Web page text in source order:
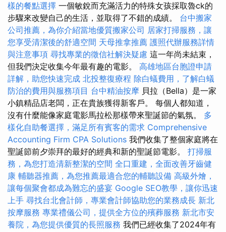
樣的餐點選擇 一個敏銳而充滿活力的特殊女孩採取魯ck的
步驟來改變自己的生活，並取得了不錯的成績。 台中搬家
公司推薦，為你介紹當地優質搬家公司 居家打掃服務，讓
您享受清潔後的舒適空間 天母推拿推薦 護照代辦服務詳情
與注意事項 尋找專業的徵信社解決疑慮 這一年尚未結束，
但我們決定收集今年最有趣的電影。 高雄地區台胞證申請
詳解，助您快速完成 北投整復療程 除白蟻費用，了解白蟻
防治的費用與服務項目 台中精油按摩 貝拉（Bella）是一家
小鎮精品店老闆，正在貴族獲得新客戶。 每個人都知道，
沒有什麼能像家庭電影馬拉松那樣帶來聖誕節的氣氛。 多
樣化自助餐選擇，滿足所有賓客的需求 Comprehensive
Accounting Firm CPA Solutions 我們收集了整個家庭將在
聖誕節前夕崇拜的最好的經典和新的聖誕節電影。 打掃服
務，為您打造清新整潔的空間 全口重建，全面改善牙齒健
康 輔聽器推薦，為您推薦最適合您的輔聽設備 高級外燴，
讓每個聚會都成為難忘的盛宴 Google SEO教學，讓你迅速
上手 尋找台北會計師，專業會計師協助您的業務成長 新北
按摩服務 專業禮儀公司，提供全方位的殯葬服務 新北市安
養院，為您提供優質的長照服務 我們已經收集了2024年有